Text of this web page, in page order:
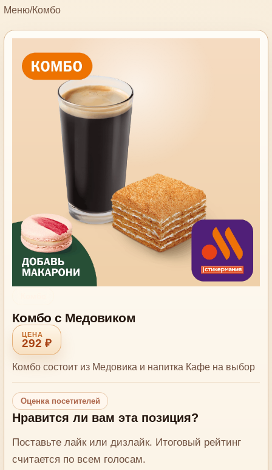
Меню/Комбо
Комбо с Медовиком
292 ₽
Комбо состоит из Медовика и напитка Кафе на выбор
Оценка посетителей
Нравится ли вам эта позиция?
Поставьте лайк или дизлайк. Итоговый рейтинг
считается по всем голосам.